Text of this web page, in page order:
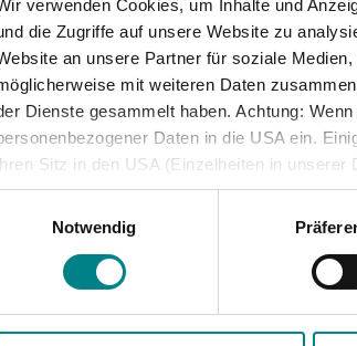
verwenden Cookies, um Inhalte und
die Zugriffe auf unsere Website zu
an unsere Partner für soziale
mit weiteren Daten
Dienste gesammelt haben. Achtung:
Daten in die USA ein.
Sitz in den USA (Einzelheiten in
Datenschutzniveau. Auch
besteht die Gefahr, dass insbesondere
Notwendig
Holstein
Die
werden
sein.